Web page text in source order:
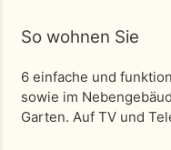
So wohnen Sie
6 einfache und
sowie im
Garten. Auf TV und